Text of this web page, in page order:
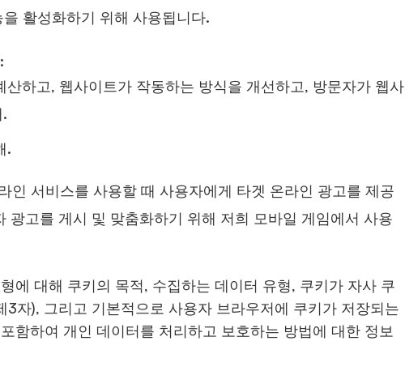
활성화하기 위해 사용됩니다.
하고, 웹사이트가 작동하는 방식을 개선하고, 방문자가 웹사
.
인 서비스를 사용할 때 사용자에게 타겟 온라인 광고를 제공
고를 게시 및 맞춤화하기 위해 저희 모바일 게임에서 사용
에 대해 쿠키의 목적, 수집하는 데이터 유형, 쿠키가 자사 쿠
자), 그리고 기본적으로 사용자 브라우저에 쿠키가 저장되는
함하여 개인 데이터를 처리하고 보호하는 방법에 대한 정보